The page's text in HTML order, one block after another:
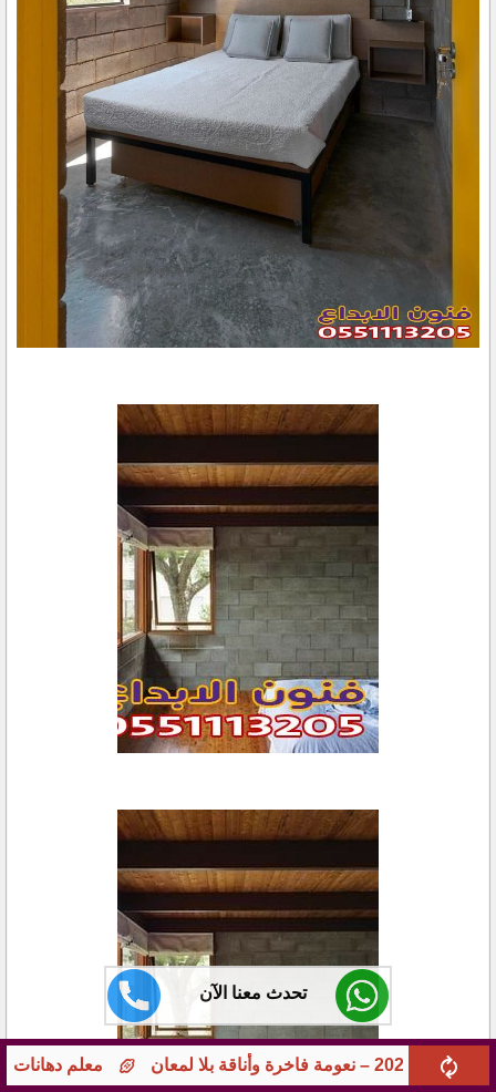
تحدث معنا الآن
معلم دهانات جوامع ومؤسسات بجدة – تشطيبات راقية 0551113205